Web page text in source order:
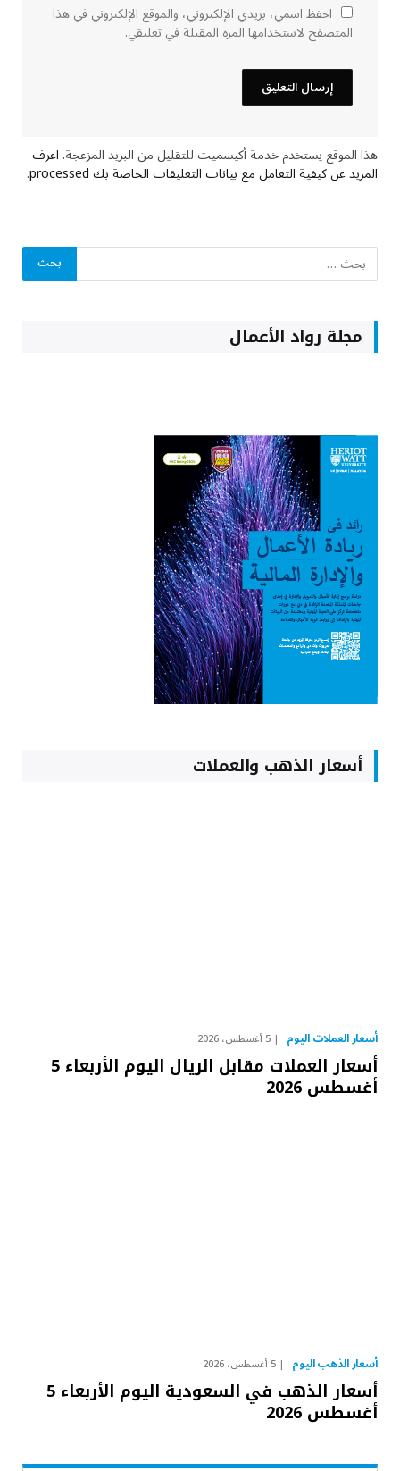
احفظ اسمي، بريدي الإلكتروني، والموقع الإلكتروني في هذا
المتصفح لاستخدامها المرة المقبلة في تعليقي.
هذا الموقع يستخدم خدمة أكيسميت للتقليل من البريد المزعجة.اعرف
المزيد عن كيفية التعامل مع بيانات التعليقات الخاصة بك processed .
مجلة رواد الأعمال
أسعار الذهب والعملات
أسعار العملات اليوم 5 أغسطس، 2026
أسعار العملات مقابل الريال اليوم الأربعاء 5
أغسطس 2026
أسعار الذهب اليوم 5 أغسطس، 2026
أسعار الذهب في السعودية اليوم الأربعاء 5
أغسطس 2026